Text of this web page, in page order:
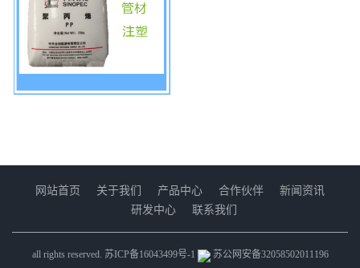
网站首页 关于我们 产品中心 合作伙伴
新闻资讯
研发中心
联系我们
all rights reserved. 苏ICP备16043499号-1 苏公网安备32058502011196